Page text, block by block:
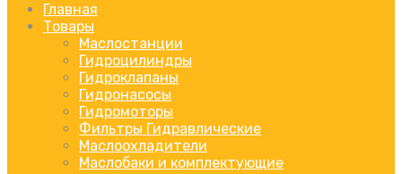
Главная
Товары
Маслостанции
Гидроцилиндры
Гидроклапаны
Гидронасосы
Гидромоторы
Фильтры Гидравлические
Маслоохладители
Маслобаки и комплектующие